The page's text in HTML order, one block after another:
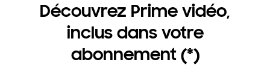
Découvrez Prime vidéo,
inclus dans votre
abonnement (*)